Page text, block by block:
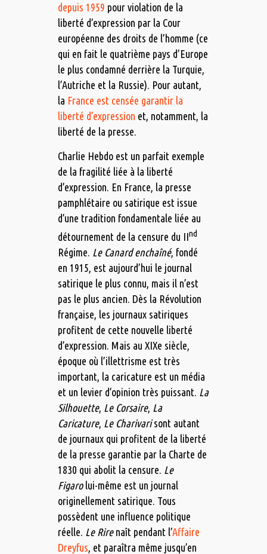
depuis 1959 pour violation de la
liberté d’expression par la Cour
européenne des droits de l’homme (ce
qui en fait le quatrième pays d’Europe
le plus condamné derrière la Turquie,
l’Autriche et la Russie). Pour autant,
la France est censée garantir la
liberté d’expression et, notamment, la
liberté de la presse.
Charlie Hebdo est un parfait exemple
de la fragilité liée à la liberté
d’expression. En France, la presse
pamphlétaire ou satirique est issue
d’une tradition fondamentale liée au
détournement de la censure du IInd
Régime. Le Canard enchaîné, fondé
en 1915, est aujourd’hui le journal
satirique le plus connu, mais il n’est
pas le plus ancien. Dès la Révolution
française, les journaux satiriques
profitent de cette nouvelle liberté
d’expression. Mais au XIXe siècle,
époque où l’illettrisme est très
important, la caricature est un média
et un levier d’opinion très puissant. La
Silhouette, Le Corsaire, La
Caricature, Le Charivarisont autant
de journaux qui profitent de la liberté
de la presse garantie par la Charte de
1830 qui abolit la censure. Le
Figarolui-même est un journal
originellement satirique. Tous
possèdent une influence politique
réelle. Le Rirenaît pendant l’Affaire
Dreyfus , et paraîtra même jusqu’en